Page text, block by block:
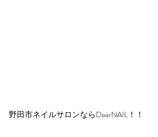
野田市ネイルサロンならDearNAIL！！